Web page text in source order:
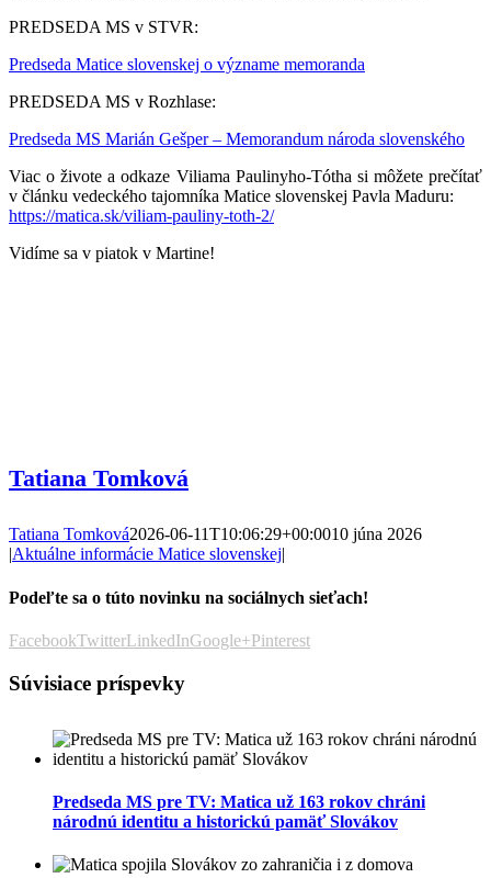
PREDSEDA MS v STVR:
Predseda Matice slovenskej o význame memoranda
PREDSEDA MS v Rozhlase:
Predseda MS Marián Gešper – Memorandum národa slovenského
Viac o živote a odkaze Viliama Paulinyho-Tótha si môžete prečítať
v článku vedeckého tajomníka Matice slovenskej Pavla Maduru:
https://matica.sk/viliam-pauliny-toth-2/
Vidíme sa v piatok v Martine!
Tatiana Tomková
Tatiana Tomková2026-06-11T10:06:29+00:0010 júna 2026
|Aktuálne informácie Matice slovenskej|
Podeľte sa o túto novinku na sociálnych sieťach!
FacebookTwitterLinkedInGoogle+Pinterest
Súvisiace príspevky
Predseda MS pre TV: Matica už 163 rokov chráni
národnú identitu a historickú pamäť Slovákov